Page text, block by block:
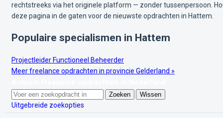
rechtstreeks via het originele platform — zonder tussenpersoon.
deze pagina in de gaten voor de nieuwste opdrachten in Hattem.
Populaire specialismen in Hattem
Projectleider Functioneel Beheerder
Meer freelance opdrachten in provincie Gelderland »
Zoeken Wissen
Uitgebreide zoekopties